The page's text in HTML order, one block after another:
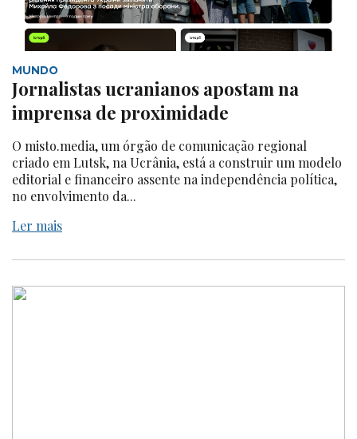
MUNDO
Jornalistas ucranianos apostam na
imprensa de proximidade
O misto.media, um órgão de comunicação regional
criado em Lutsk, na Ucrânia, está a construir um modelo
editorial e financeiro assente na independência política,
no envolvimento da...
Ler mais